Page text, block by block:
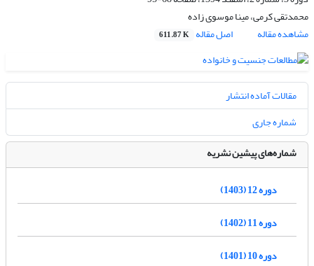
محمدتقی کرمی، مینا موسوی زاده
مشاهده مقاله
اصل مقاله 611.87 K
مقالات آماده انتشار
شماره جاری
شماره‌های پیشین نشریه
دوره 12 (1403)
دوره 11 (1402)
دوره 10 (1401)